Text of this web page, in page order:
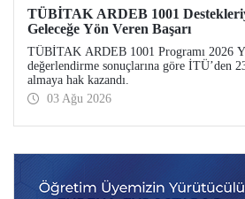
TÜBİTAK ARDEB 1001
Geleceğe Yön Veren Başarı
TÜBİTAK ARDEB 1001 Programı 2026
değerlendirme sonuçlarına göre İTÜ’den
almaya hak kazandı.
03 Ağu 2026